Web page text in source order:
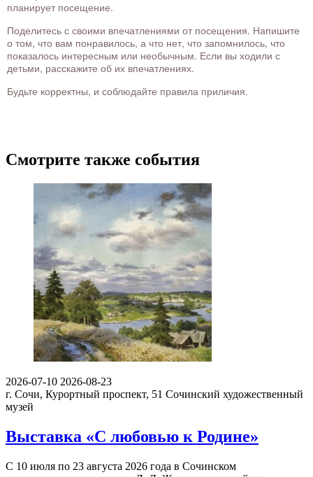
планирует посещение.
Поделитесь с своими впечатлениями от посещения. Напишите
о том, что вам понравилось, а что нет, что запомнилось, что
показалось интересным или необычным. Если вы ходили с
детьми, расскажите об их впечатлениях.
Будьте корректны, и соблюдайте правила приличия.
Смотрите также события
2026-07-10 2026-08-23
г. Сочи, Курортный проспект, 51 Сочинский художественный
музей
Выставка «С любовью к Родине»
С 10 июля по 23 августа 2026 года в Сочинском